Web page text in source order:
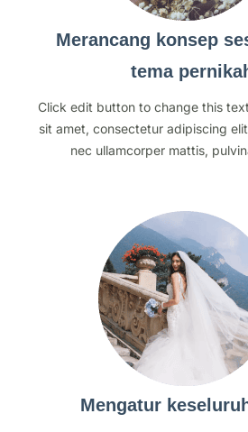
Merancang konsep
tema
Click edit button to change this
sit amet, consectetur adipiscing
nec ullamcorper mattis,
Mengatur